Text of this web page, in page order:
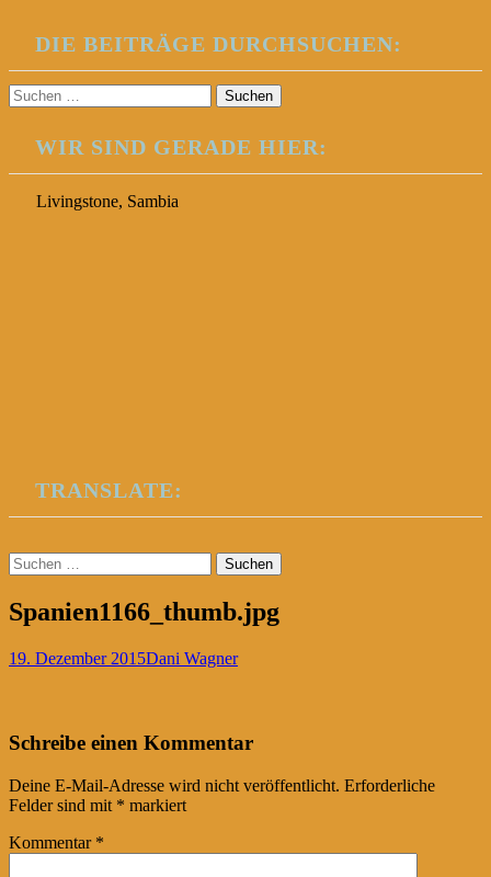
DIE BEITRÄGE DURCHSUCHEN:
Suchen
nach:
WIR SIND GERADE HIER:
Livingstone, Sambia
TRANSLATE:
Suchen
nach:
Spanien1166_thumb.jpg
19. Dezember 2015Dani Wagner
Post
navigation
←
Schreibe einen Kommentar
Deine E-Mail-Adresse wird nicht veröffentlicht. Erforderliche
Felder sind mit * markiert
Kommentar *